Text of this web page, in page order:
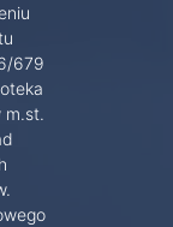
679
m.st.